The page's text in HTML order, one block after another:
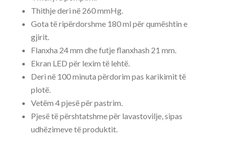
Thithje deri në 260 mmHg.
Gota të ripërdorshme 180 ml për qumështin e
gjirit.
Flanxha 24 mm dhe futje flanxhash 21 mm.
Ekran LED për lexim të lehtë.
Deri në 100 minuta përdorim pas karikimit të
plotë.
Vetëm 4 pjesë për pastrim.
Pjesë të përshtatshme për lavastovilje, sipas
udhëzimeve të produktit.